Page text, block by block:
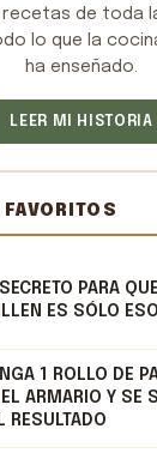
recetas de toda
lo que la
ha enseñado.
LEER MI HISTORIA
PARA
ES SÓLO
1 ROLLO DE
EL ARMARIO Y SE
RESULTADO